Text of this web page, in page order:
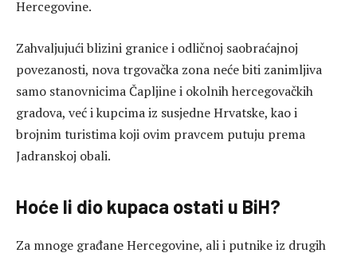
Hercegovine.
Zahvaljujući blizini granice i odličnoj saobraćajnoj
povezanosti, nova trgovačka zona neće biti zanimljiva
samo stanovnicima Čapljine i okolnih hercegovačkih
gradova, već i kupcima iz susjedne Hrvatske, kao i
brojnim turistima koji ovim pravcem putuju prema
Jadranskoj obali.
Hoće li dio kupaca ostati u BiH?
Za mnoge građane Hercegovine, ali i putnike iz drugih